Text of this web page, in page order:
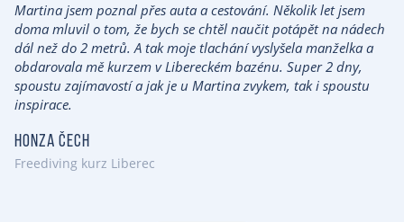
Martina jsem poznal přes auta a cestování. Několik let jsem
doma mluvil o tom, že bych se chtěl naučit potápět na nádech
dál než do 2 metrů. A tak moje tlachání vyslyšela manželka a
obdarovala mě kurzem v Libereckém bazénu. Super 2 dny,
spoustu zajímavostí a jak je u Martina zvykem, tak i spoustu
inspirace.
Honza Čech
Freediving kurz Liberec